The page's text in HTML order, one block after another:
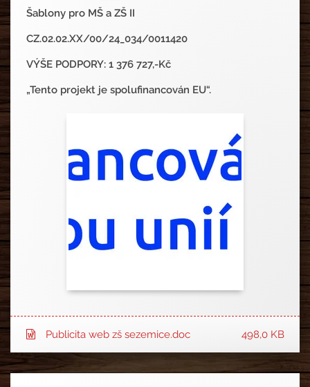
Šablony pro MŠ a ZŠ II
CZ.02.02.XX/00/24_034/0011420
VÝŠE PODPORY: 1 376 727,-Kč
„Tento projekt je spolufinancován EU“.
Publicita web zš sezemice.doc 498,0 KB